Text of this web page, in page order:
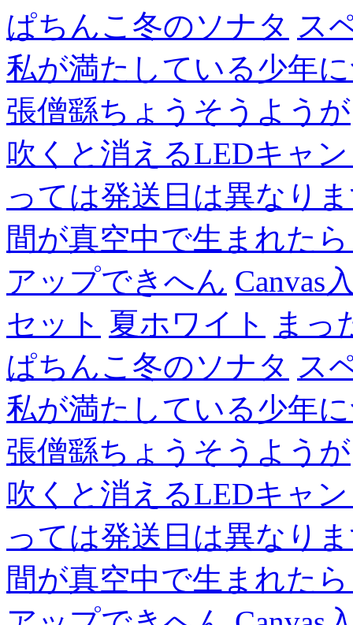
ぱちんこ冬のソナタ ス
私が満たしている少年
張僧繇ちょうそうようが
吹くと消えるLEDキャ
っては発送日は異なり
間が真空中で生まれた
アップできへん Canvas
セット 夏ホワイト
まっ
ぱちんこ冬のソナタ ス
私が満たしている少年
張僧繇ちょうそうようが
吹くと消えるLEDキャ
っては発送日は異なり
間が真空中で生まれた